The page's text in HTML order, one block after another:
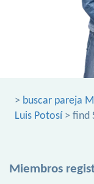
> buscar pareja
Luis Potosí > find
Miembros